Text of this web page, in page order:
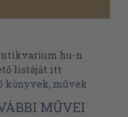
n
listáját itt
könyvek, művek
MŰVEI